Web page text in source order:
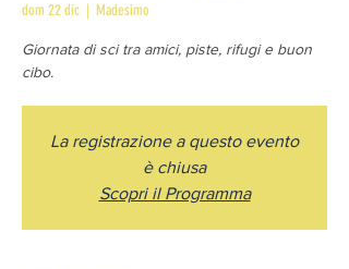
dom 22 dic
  |
Madesimo
Giornata di sci tra amici, piste, rifugi e buon
cibo.
La registrazione a questo evento
è chiusa
Scopri il Programma